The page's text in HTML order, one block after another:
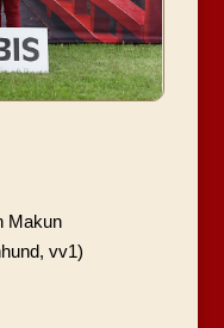
Makun
vv1)